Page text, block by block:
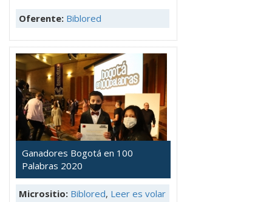
Oferente: Biblored
Ganadores Bogotá en 100
Palabras 2020
Micrositio: Biblored, Leer es volar